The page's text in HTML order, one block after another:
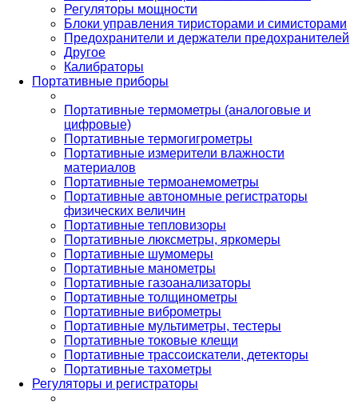
Регуляторы мощности
Блоки управления тиристорами и симисторами
Предохранители и держатели предохранителей
Другое
Калибраторы
Портативные приборы
Портативные термометры (аналоговые и
цифровые)
Портативные термогигрометры
Портативные измерители влажности
материалов
Портативные термоанемометры
Портативные автономные регистраторы
физических величин
Портативные тепловизоры
Портативные люксметры, яркомеры
Портативные шумомеры
Портативные манометры
Портативные газоанализаторы
Портативные толщинометры
Портативные виброметры
Портативные мультиметры, тестеры
Портативные токовые клещи
Портативные трассоискатели, детекторы
Портативные тахометры
Регуляторы и регистраторы